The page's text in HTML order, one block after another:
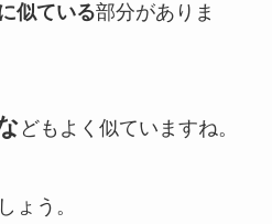
似ている部分がありま
どもよく似ていますね。
ょう。